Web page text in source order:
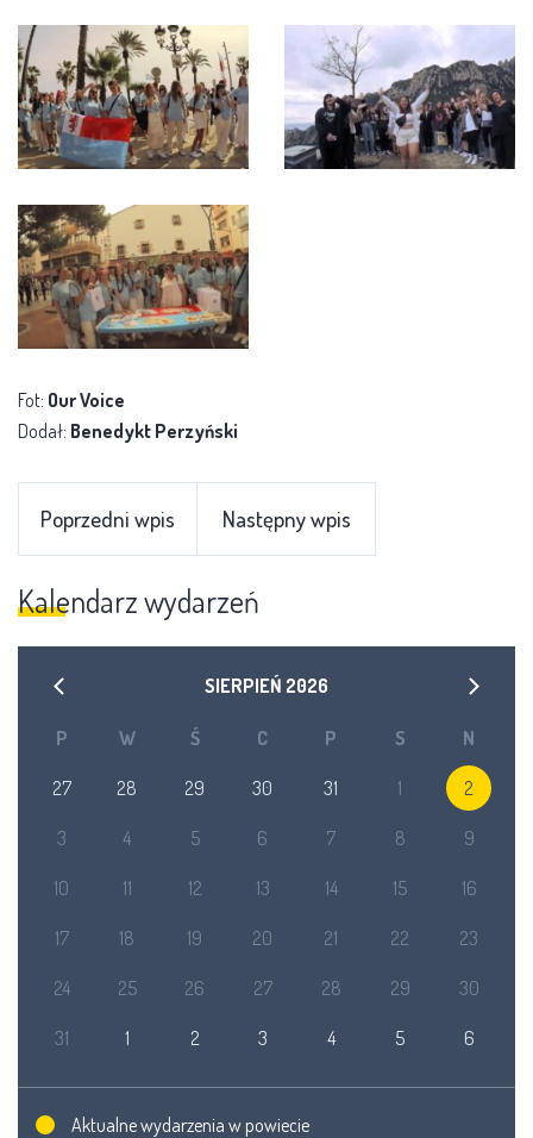
Fot: Our Voice
Dodał: Benedykt Perzyński
Poprzedni wpis Następny wpis
Kalendarz wydarzeń
SIERPIEŃ 2026
P W Ś C P S N
27 28 29 30 31 1 2
3 4 5 6 7 8 9
10 11 12 13 14 15 16
17 18 19 20 21 22 23
24 25 26 27 28 29 30
31 1 2 3 4 5 6
Aktualne wydarzenia w powiecie